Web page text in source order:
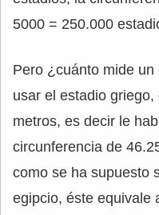
5000 = 250.000
Pero ¿cuánto mide
usar el estadio
metros, es decir le
circunferencia de
como se ha supuesto
egipcio, éste equivale